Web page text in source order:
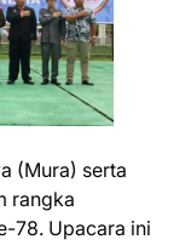
(Mura) serta
rangka
78. Upacara ini